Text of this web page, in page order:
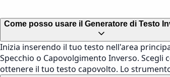
Come posso usare il Generatore di Testo
Inizia inserendo il tuo testo nell'area
Specchio o Capovolgimento Inverso.
ottenere il tuo testo capovolto. Lo